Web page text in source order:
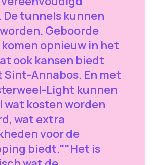
De tunnels kunnen
Geboorde
opnieuw in het
ook kansen biedt
Sint-Annabos. En met
Light kunnen
wat kosten worden
wat extra
voor de
biedt.""Het is